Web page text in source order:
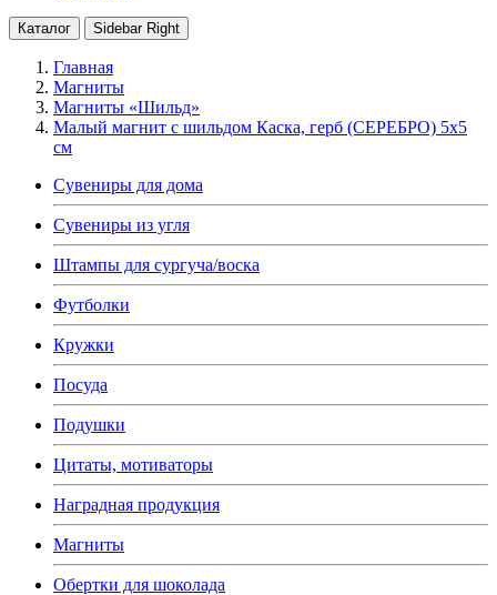
Каталог Sidebar Right
Главная
Магниты
Магниты «Шильд»
Малый магнит с шильдом Каска, герб (СЕРЕБРО) 5х5
см
Сувениры для дома
Сувениры из угля
Штампы для сургуча/воска
Футболки
Кружки
Посуда
Подушки
Цитаты, мотиваторы
Наградная продукция
Магниты
Обертки для шоколада